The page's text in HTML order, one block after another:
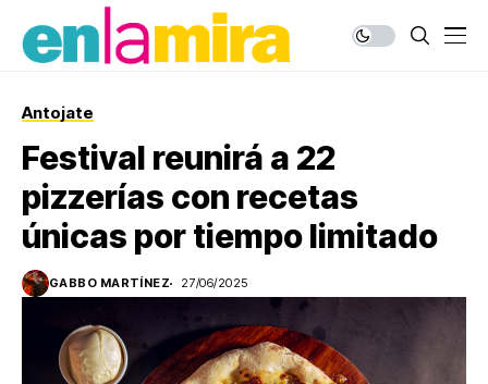
Antojate
Festival reunirá a 22
pizzerías con recetas
únicas por tiempo limitado
GABBO MARTÍNEZ 27/06/2025